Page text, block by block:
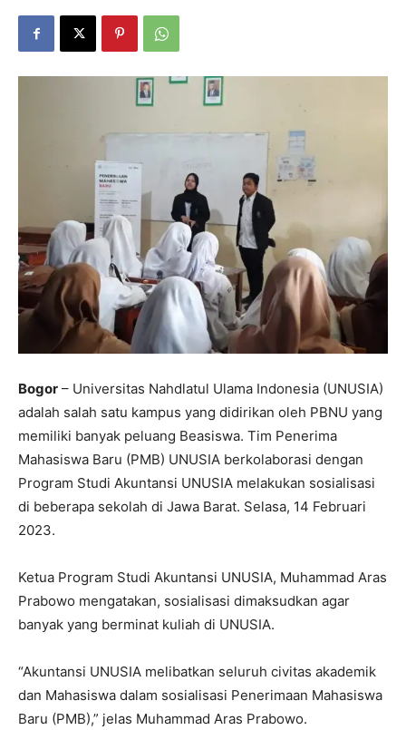
Bogor – Universitas Nahdlatul Ulama Indonesia (UNUSIA)
adalah salah satu kampus yang didirikan oleh PBNU yang
memiliki banyak peluang Beasiswa. Tim Penerima
Mahasiswa Baru (PMB) UNUSIA berkolaborasi dengan
Program Studi Akuntansi UNUSIA melakukan sosialisasi
di beberapa sekolah di Jawa Barat. Selasa, 14 Februari
2023.
Ketua Program Studi Akuntansi UNUSIA, Muhammad Aras
Prabowo mengatakan, sosialisasi dimaksudkan agar
banyak yang berminat kuliah di UNUSIA.
“Akuntansi UNUSIA melibatkan seluruh civitas akademik
dan Mahasiswa dalam sosialisasi Penerimaan Mahasiswa
Baru (PMB),” jelas Muhammad Aras Prabowo.